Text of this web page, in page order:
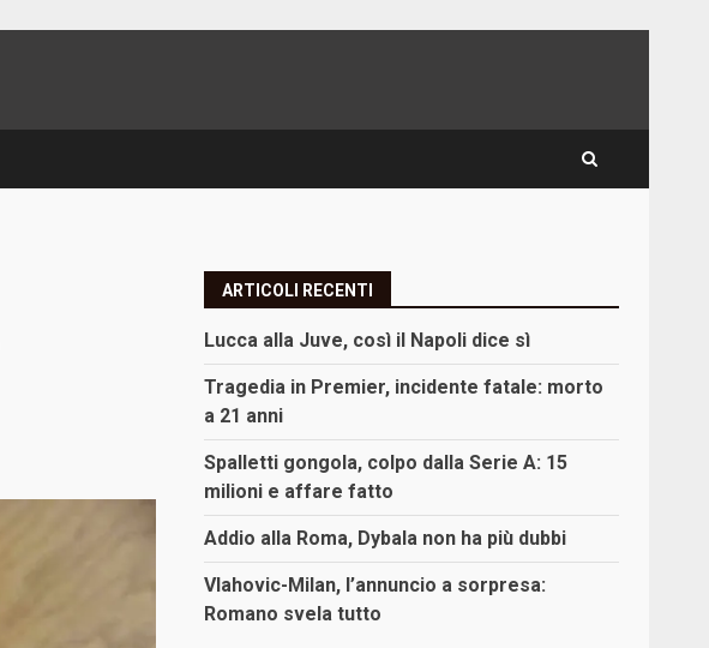
ARTICOLI RECENTI
Lucca alla Juve, così il Napoli dice sì
Tragedia in Premier, incidente fatale: morto
a 21 anni
Spalletti gongola, colpo dalla Serie A: 15
milioni e affare fatto
Addio alla Roma, Dybala non ha più dubbi
Vlahovic-Milan, l’annuncio a sorpresa:
Romano svela tutto